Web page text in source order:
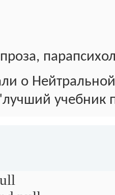
о
учебник